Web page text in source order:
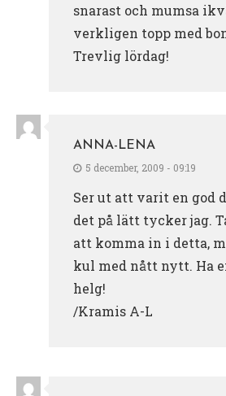
snarast och mumsa
verkligen topp med
Trevlig lördag!
ANNA-LENA
5 december, 2009 - 09:19
Ser ut att varit en god
det på lätt tycker jag.
att komma in i detta,
kul med nått nytt. Ha
helg!
/Kramis A-L